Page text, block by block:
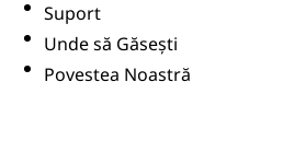
Suport
Unde să Găsești
Povestea Noastră